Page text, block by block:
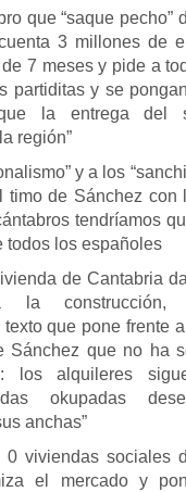
que “saque pecho”
3 millones de
7 meses y pide a
partiditas y se
la entrega del
región”
y a los
timo de Sánchez
tendríamos
todos los españoles
de Cantabria
la construcción,
texto que pone frente
Sánchez que no ha
los alquileres
okupadas
anchas”
viviendas sociales
el mercado y